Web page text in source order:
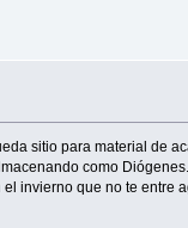
sitio para material de
como Diógenes.
invierno que no te entre